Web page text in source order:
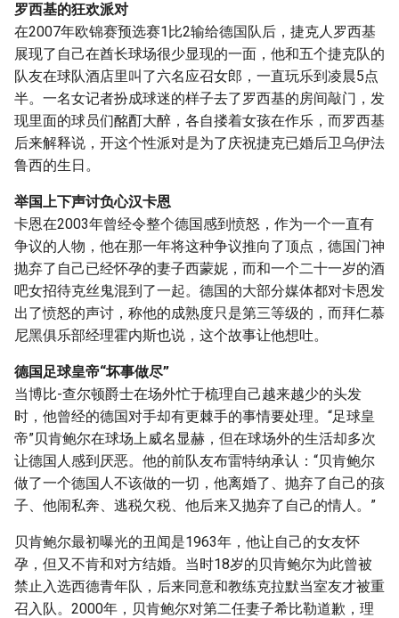
罗西基的狂欢派对
在2007年欧锦赛预选赛1比2输给德国队后，捷克人罗西基
展现了自己在酋长球场很少显现的一面，他和五个捷克队的
队友在球队酒店里叫了六名应召女郎，一直玩乐到凌晨5点
半。一名女记者扮成球迷的样子去了罗西基的房间敲门，发
现里面的球员们酩酊大醉，各自搂着女孩在作乐，而罗西基
后来解释说，开这个性派对是为了庆祝捷克已婚后卫乌伊法
鲁西的生日。
举国上下声讨负心汉卡恩
卡恩在2003年曾经令整个德国感到愤怒，作为一个一直有
争议的人物，他在那一年将这种争议推向了顶点，德国门神
抛弃了自己已经怀孕的妻子西蒙妮，而和一个二十一岁的酒
吧女招待克丝鬼混到了一起。德国的大部分媒体都对卡恩发
出了愤怒的声讨，称他的成熟度只是第三等级的，而拜仁慕
尼黑俱乐部经理霍内斯也说，这个故事让他想吐。
德国足球皇帝“坏事做尽”
当博比-查尔顿爵士在场外忙于梳理自己越来越少的头发
时，他曾经的德国对手却有更棘手的事情要处理。“足球皇
帝”贝肯鲍尔在球场上威名显赫，但在球场外的生活却多次
让德国人感到厌恶。他的前队友布雷特纳承认：“贝肯鲍尔
做了一个德国人不该做的一切，他离婚了、抛弃了自己的孩
子、他闹私奔、逃税欠税、他后来又抛弃了自己的情人。”
贝肯鲍尔最初曝光的丑闻是1963年，他让自己的女友怀
孕，但又不肯和对方结婚。当时18岁的贝肯鲍尔为此曾被
禁止入选西德青年队，后来同意和教练克拉默当室友才被重
召入队。2000年，贝肯鲍尔对第二任妻子希比勒道歉，理